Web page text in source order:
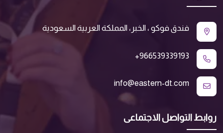
فندق فوكو ، الخبر، المملكة العربية السعودية
+966539339193
info@eastern-dt.com
روابط التواصل الاجتماعى